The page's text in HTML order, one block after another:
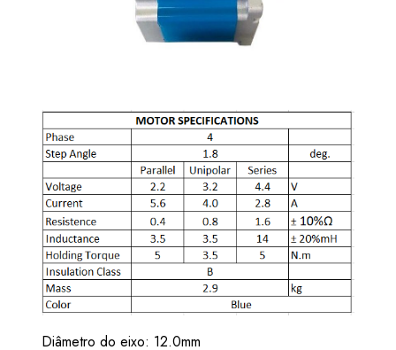
Diâmetro do eixo: 12.0mm